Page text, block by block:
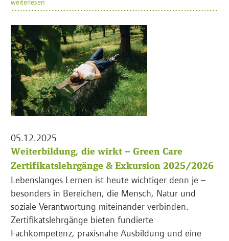
05.12.2025
Weiterbildung, die wirkt – Green Care
Zertifikatslehrgänge & Exkursion 2025/2026
Lebenslanges Lernen ist heute wichtiger denn je –
besonders in Bereichen, die Mensch, Natur und
soziale Verantwortung miteinander verbinden.
Zertifikatslehrgänge bieten fundierte
Fachkompetenz, praxisnahe Ausbildung und eine